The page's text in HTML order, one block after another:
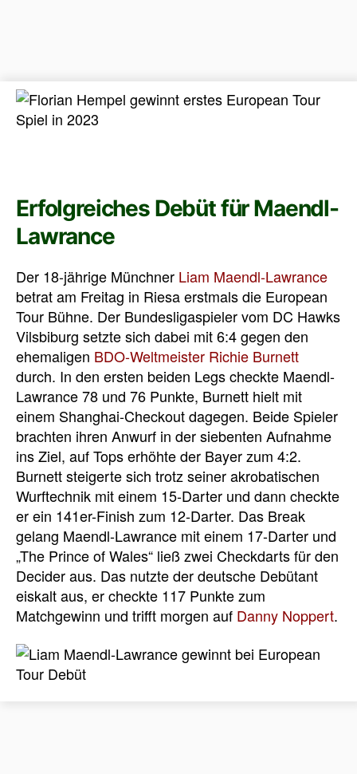
Erfolgreiches Debüt für Maendl-
Lawrance
Der 18-jährige Münchner Liam Maendl-Lawrance
betrat am Freitag in Riesa erstmals die European
Tour Bühne. Der Bundesligaspieler vom DC Hawks
Vilsbiburg setzte sich dabei mit 6:4 gegen den
ehemaligen BDO-Weltmeister Richie Burnett
durch. In den ersten beiden Legs checkte Maendl-
Lawrance 78 und 76 Punkte, Burnett hielt mit
einem Shanghai-Checkout dagegen. Beide Spieler
brachten ihren Anwurf in der siebenten Aufnahme
ins Ziel, auf Tops erhöhte der Bayer zum 4:2.
Burnett steigerte sich trotz seiner akrobatischen
Wurftechnik mit einem 15-Darter und dann checkte
er ein 141er-Finish zum 12-Darter. Das Break
gelang Maendl-Lawrance mit einem 17-Darter und
„The Prince of Wales“ ließ zwei Checkdarts für den
Decider aus. Das nutzte der deutsche Debütant
eiskalt aus, er checkte 117 Punkte zum
Matchgewinn und trifft morgen auf Danny Noppert.